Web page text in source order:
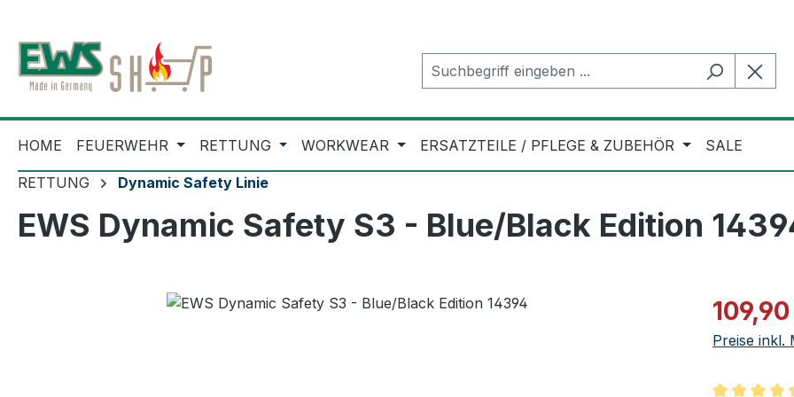
HOME FEUERWEHR RETTUNG WORKWEAR ERSATZTEILE / PFLEGE & ZUBEHÖR SALE
RETTUNG Dynamic Safety Linie
EWS Dynamic Safety S3 - Blue/Black Edition
Preise inkl.